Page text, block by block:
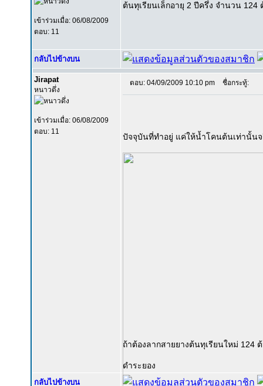
เข้าร่วมเมื่อ: 06/08/2009
ตอบ: 11
ต้นทุเรียนเล็กอายุ 2 ปีครึ่ง จำนวน
กลับไปข้างบน
Jirapat
หนาวดึ่ง
เข้าร่วมเมื่อ: 06/08/2009
ตอบ: 11
ตอบ: 04/09/2009 10:10 pm ชื่อกระทู้:
ปัจจุบันที่ทำอยู่ แค่ให้น้ำโคนต้นเท่านั้นจ
ถ้าต้องลากสายยางต้นทุเรียนใหม่ 124
ดำระยอง
กลับไปข้างบน